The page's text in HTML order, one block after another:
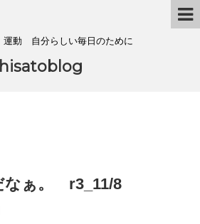
動 自分らしい毎日のために
hisatoblog
なぁ。 r3_11/8